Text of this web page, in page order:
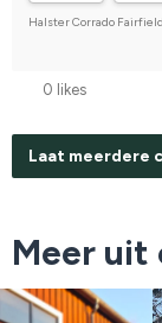
Halster Corrado
0 likes
Laat meerdere
Meer uit